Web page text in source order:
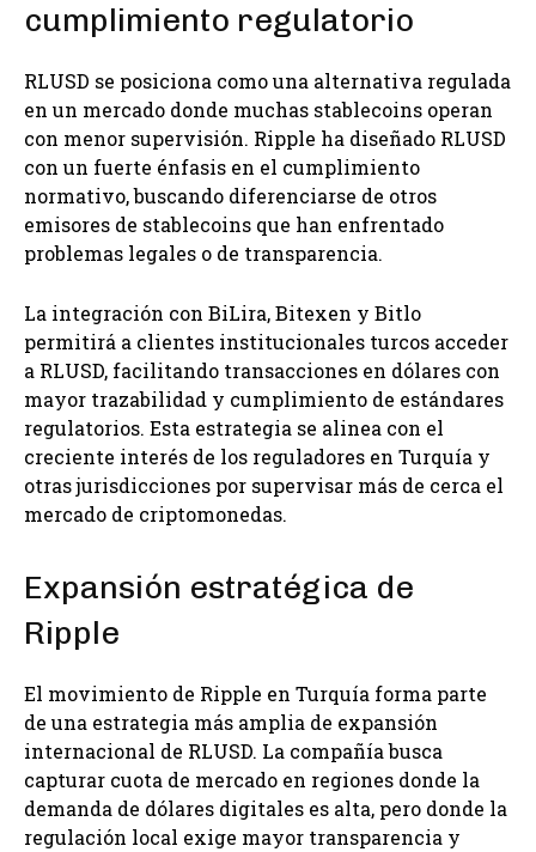
cumplimiento regulatorio
RLUSD se posiciona como una alternativa regulada
en un mercado donde muchas stablecoins operan
con menor supervisión. Ripple ha diseñado RLUSD
con un fuerte énfasis en el cumplimiento
normativo, buscando diferenciarse de otros
emisores de stablecoins que han enfrentado
problemas legales o de transparencia.
La integración con BiLira, Bitexen y Bitlo
permitirá a clientes institucionales turcos acceder
a RLUSD, facilitando transacciones en dólares con
mayor trazabilidad y cumplimiento de estándares
regulatorios. Esta estrategia se alinea con el
creciente interés de los reguladores en Turquía y
otras jurisdicciones por supervisar más de cerca el
mercado de criptomonedas.
Expansión estratégica de
Ripple
El movimiento de Ripple en Turquía forma parte
de una estrategia más amplia de expansión
internacional de RLUSD. La compañía busca
capturar cuota de mercado en regiones donde la
demanda de dólares digitales es alta, pero donde la
regulación local exige mayor transparencia y